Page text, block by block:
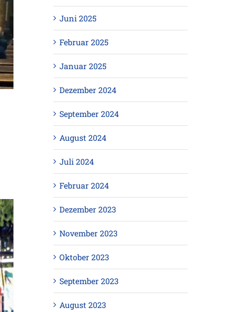
Juni 2025
Februar 2025
Januar 2025
Dezember 2024
September 2024
August 2024
Juli 2024
Februar 2024
Dezember 2023
November 2023
Oktober 2023
September 2023
August 2023